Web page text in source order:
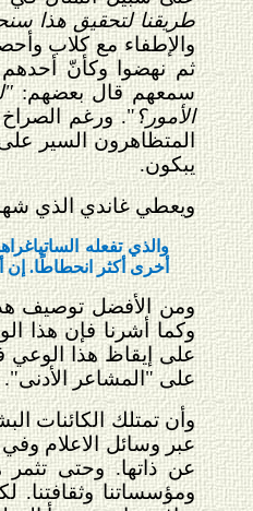
طريقنا لتحقيق هذا
والإطفاء مع كلاب
ثم نهضوا وكأنّ
سمعهم قال بعضهم:
الأمور؟". ورغم الصراخ
المتظاهرون السير
يبكون.
ويعطي غاندي الذي شهد
والذي تفعله
أخرى أكثر انحطاطًا. إن
ومن الأفضل توصيف
وكما أشرنا فإن هذا
على إيقاظ هذا الوعي
على "المشاعر الأدنى".
وأن تمتلك الكائنات
عبر وسائل الاعلام وفي
عن ذاتها. وحتى تثمر
ومؤسساتنا